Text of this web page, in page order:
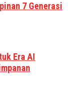
7 Generasi
Era AI